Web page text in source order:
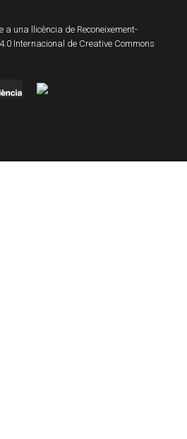
a una llicència de Reconeixement-
Internacional de Creative Commons